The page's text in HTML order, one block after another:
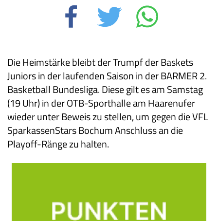
Die Heimstärke bleibt der Trumpf der Baskets
Juniors in der laufenden Saison in der BARMER 2.
Basketball Bundesliga. Diese gilt es am Samstag
(19 Uhr) in der OTB-Sporthalle am Haarenufer
wieder unter Beweis zu stellen, um gegen die VFL
SparkassenStars Bochum Anschluss an die
Playoff-Ränge zu halten.